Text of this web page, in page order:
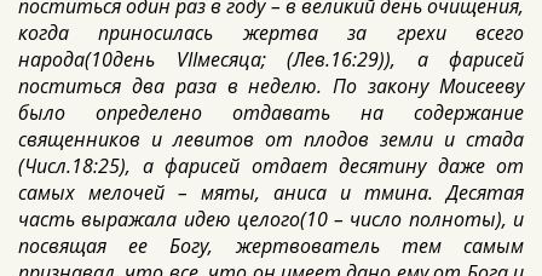
поститься один раз в году – в великий день очищения,
когда приносилась жертва за грехи всего
народа(10день VIIмесяца; (Лев.16:29)), а фарисей
поститься два раза в неделю. По закону Моисееву
было определено отдавать на содержание
священников и левитов от плодов земли и стада
(Числ.18:25), а фарисей отдает десятину даже от
самых мелочей – мяты, аниса и тмина. Десятая
часть выражала идею целого(10 – число полноты), и
посвящая ее Богу, жертвователь тем самым